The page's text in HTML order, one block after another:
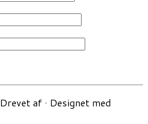
Drevet af · Designet med